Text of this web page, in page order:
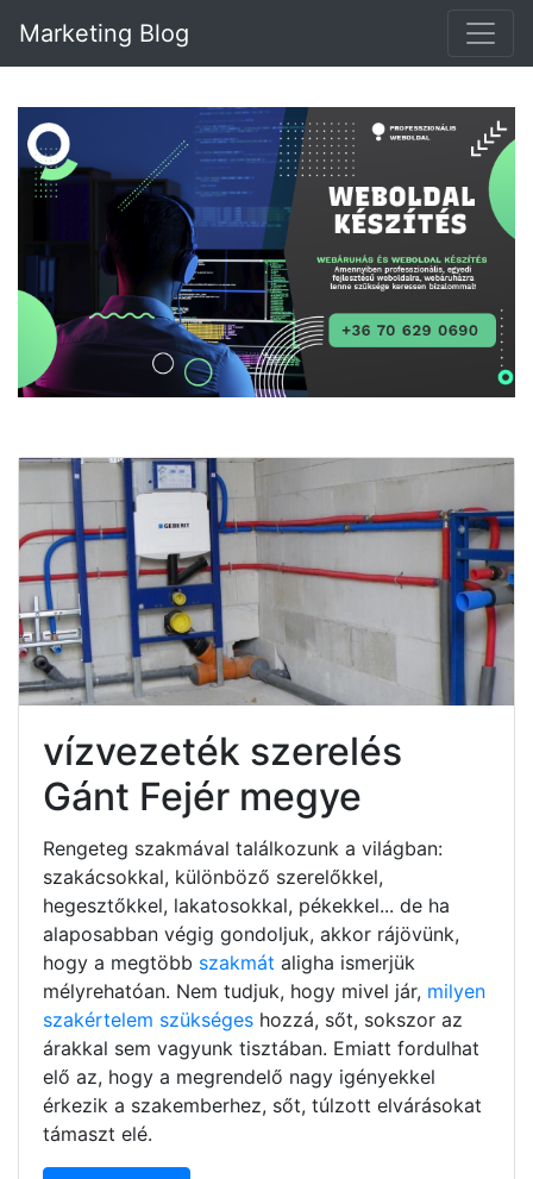
Marketing Blog
vízvezeték szerelés
Gánt Fejér megye
Rengeteg szakmával találkozunk a világban:
szakácsokkal, különböző szerelőkkel,
hegesztőkkel, lakatosokkal, pékekkel... de ha
alaposabban végig gondoljuk, akkor rájövünk,
hogy a megtöbb szakmát aligha ismerjük
mélyrehatóan. Nem tudjuk, hogy mivel jár, milyen
szakértelem szükséges hozzá, sőt, sokszor az
árakkal sem vagyunk tisztában. Emiatt fordulhat
elő az, hogy a megrendelő nagy igényekkel
érkezik a szakemberhez, sőt, túlzott elvárásokat
támaszt elé.